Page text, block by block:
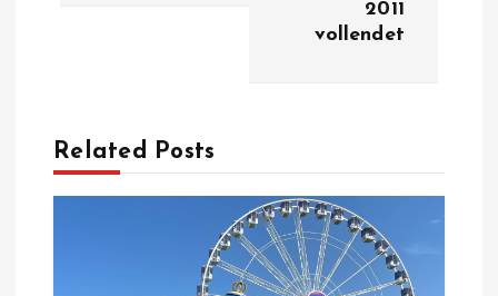
g
s
2011
vollendet
Related Posts